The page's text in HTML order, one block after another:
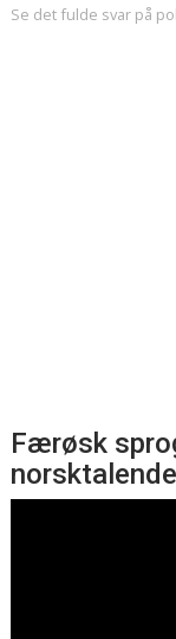
Se det fulde svar på
Færøsk